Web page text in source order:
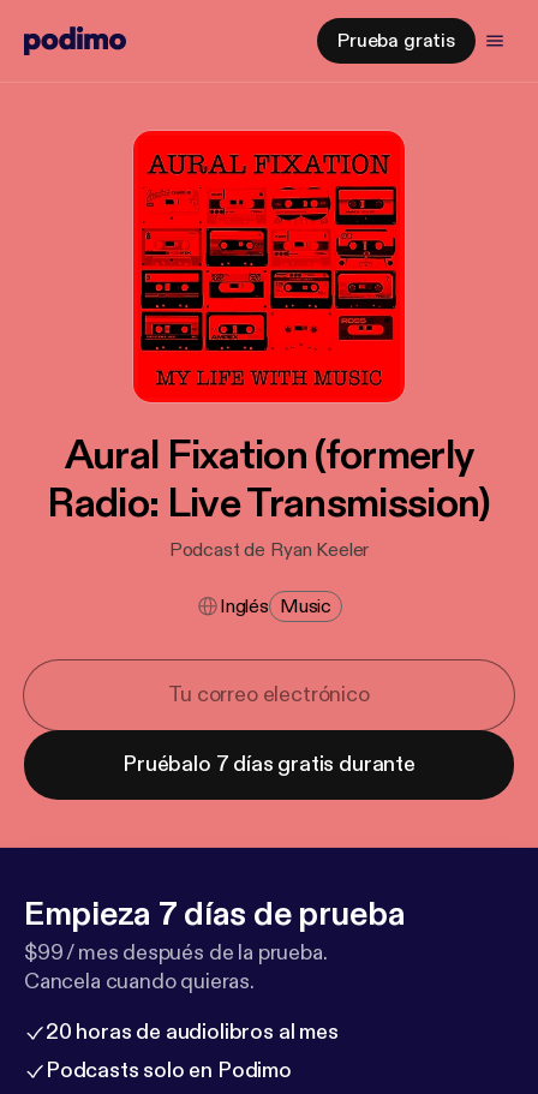
Prueba gratis
Aural Fixation (formerly
Radio: Live Transmission)
Podcast de Ryan Keeler
Inglés Music
Pruébalo 7 días gratis durante
Empieza 7 días de prueba
$99 / mes después de la prueba.
Cancela cuando quieras.
20 horas de audiolibros al mes
Podcasts solo en Podimo